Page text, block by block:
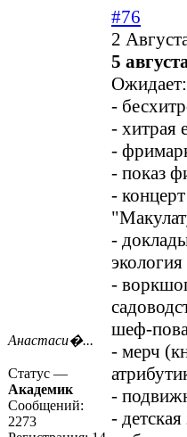
Анастаси�...
Статус —
Академик
Сообщений:
2273
#76
2
5
Ожидает:
-
- хитрая
-
- показ
-
-
экология
-
шеф-
- мерч
-
- детская